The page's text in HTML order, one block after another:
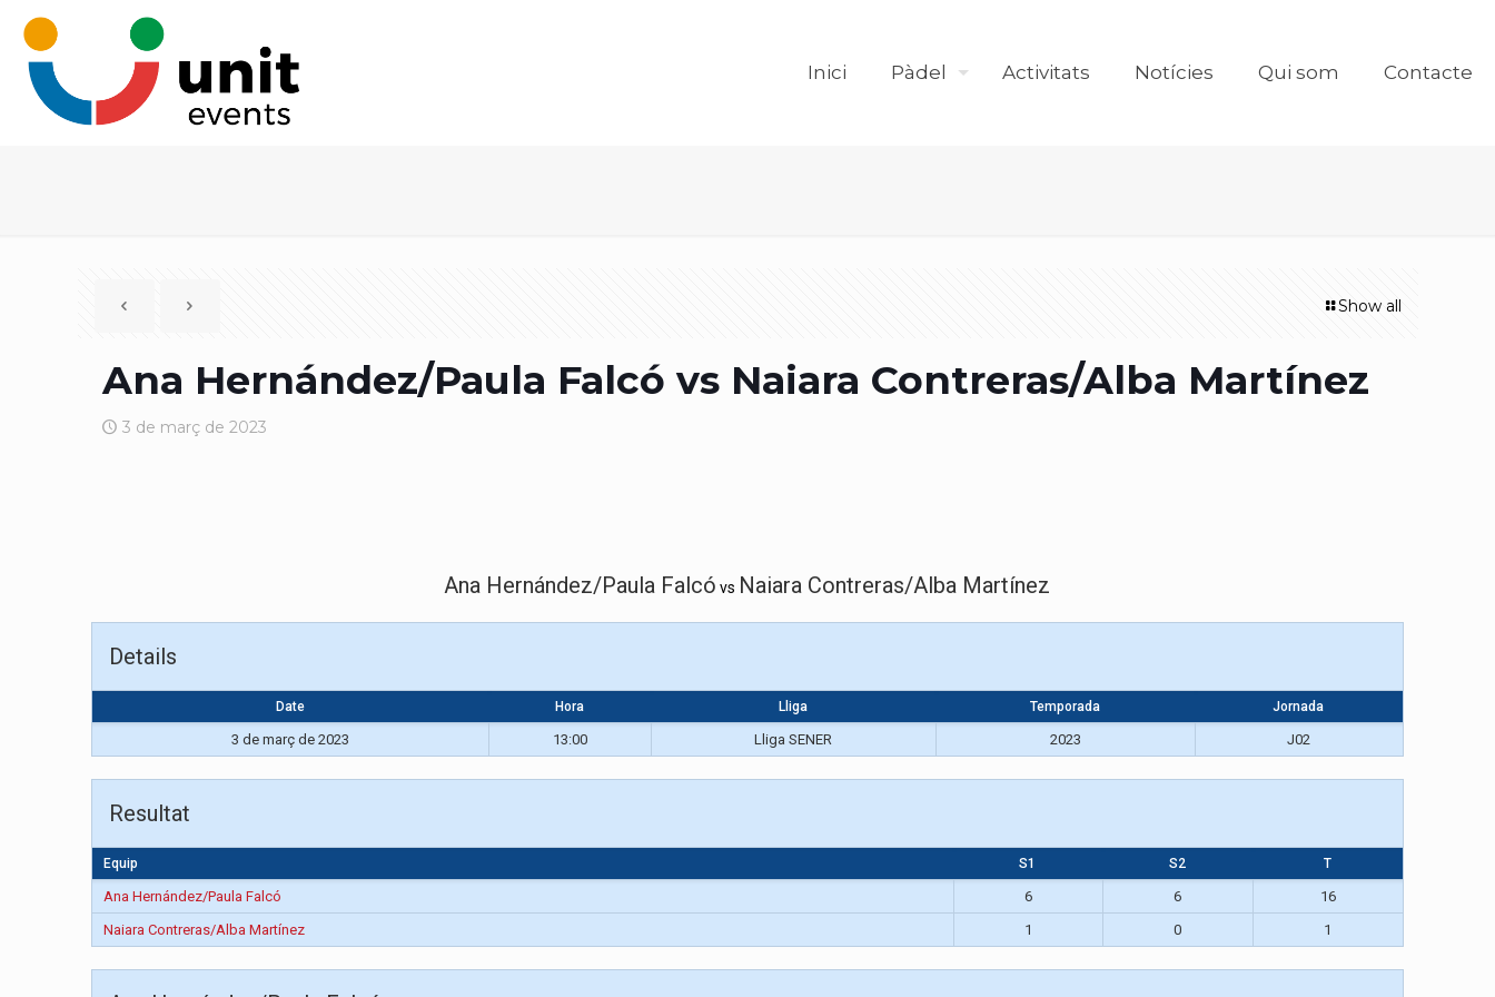
Inici Pàdel Activitats Notícies Qui som Contacte
Show all
Ana Hernández/Paula Falcó vs Naiara Contreras/Alba Martínez
3 de març de 2023
Ana Hernández/Paula Falcó vs Naiara Contreras/Alba Martínez
Details
Date Hora Lliga Temporada Jornada
3 de març de 2023 13:00 Lliga SENER 2023 J02
Resultat
Equip S1 S2 T
Ana Hernández/Paula Falcó 6 6
16
Naiara Contreras/Alba Martínez
1 0 1